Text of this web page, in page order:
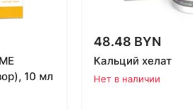
10 мл
48.48 BYN
Кальций хелат
Нет в наличии